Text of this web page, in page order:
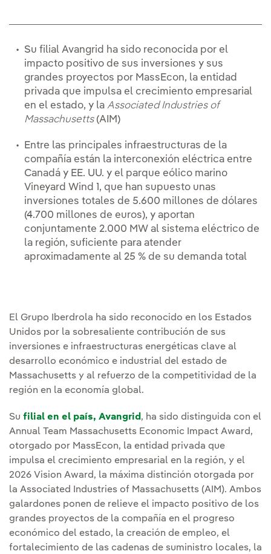
Su filial Avangrid ha sido reconocida por el
impacto positivo de sus inversiones y sus
grandes proyectos por MassEcon, la entidad
privada que impulsa el crecimiento empresarial
en el estado, y la Associated Industries of
Massachusetts(AIM)
Entre las principales infraestructuras de la
compañía están la interconexión eléctrica entre
Canadá y EE. UU. y el parque eólico marino
Vineyard Wind 1, que han supuesto unas
inversiones totales de 5.600 millones de dólares
(4.700 millones de euros), y aportan
conjuntamente 2.000 MW al sistema eléctrico de
la región, suficiente para atender
aproximadamente al 25 % de su demanda total
El Grupo Iberdrola ha sido reconocido en los Estados
Unidos por la sobresaliente contribución de sus
inversiones e infraestructuras energéticas clave al
desarrollo económico e industrial del estado de
Massachusetts y al refuerzo de la competitividad de la
región en la economía global.
Su filial en el país, Avangrid , ha sido distinguida con el
Annual Team Massachusetts Economic Impact Award,
otorgado por MassEcon, la entidad privada que
impulsa el crecimiento empresarial en la región, y el
2026 Vision Award, la máxima distinción otorgada por
la Associated Industries of Massachusetts (AIM). Ambos
galardones ponen de relieve el impacto positivo de los
grandes proyectos de la compañía en el progreso
económico del estado, la creación de empleo, el
fortalecimiento de las cadenas de suministro locales, la